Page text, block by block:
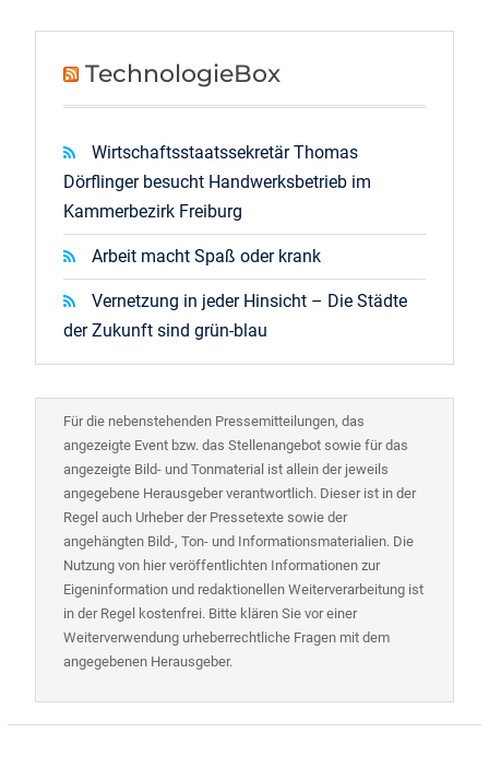
TechnologieBox
Wirtschaftsstaatssekretär Thomas
Dörflinger besucht Handwerksbetrieb im
Kammerbezirk Freiburg
Arbeit macht Spaß oder krank
Vernetzung in jeder Hinsicht – Die Städte
der Zukunft sind grün-blau
Für die nebenstehenden Pressemitteilungen, das
angezeigte Event bzw. das Stellenangebot sowie für das
angezeigte Bild- und Tonmaterial ist allein der jeweils
angegebene Herausgeber verantwortlich. Dieser ist in der
Regel auch Urheber der Pressetexte sowie der
angehängten Bild-, Ton- und Informationsmaterialien. Die
Nutzung von hier veröffentlichten Informationen zur
Eigeninformation und redaktionellen Weiterverarbeitung ist
in der Regel kostenfrei. Bitte klären Sie vor einer
Weiterverwendung urheberrechtliche Fragen mit dem
angegebenen Herausgeber.